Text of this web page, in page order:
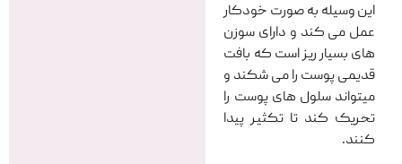
این وسیله به صورت خودکار
عمل می کند و دارای سوزن
های بسیار ریز است که بافت
قدیمی پوست را می شکند و
میتواند سلول های پوست را
تحریک کند تا تکثیر پیدا
کنند.